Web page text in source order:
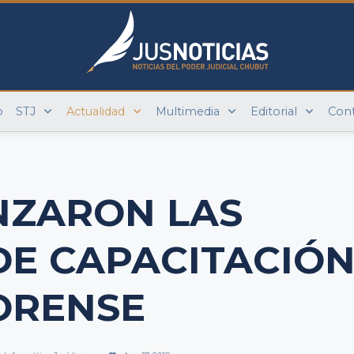
STJ Actualidad Multimedia Editorial
LAS